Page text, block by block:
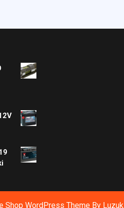
Shop WordPress Theme By Luzuk